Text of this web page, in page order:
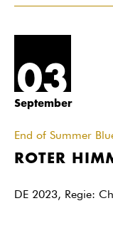
03
September
End of Summer
ROTER
DE 2023, Regie: